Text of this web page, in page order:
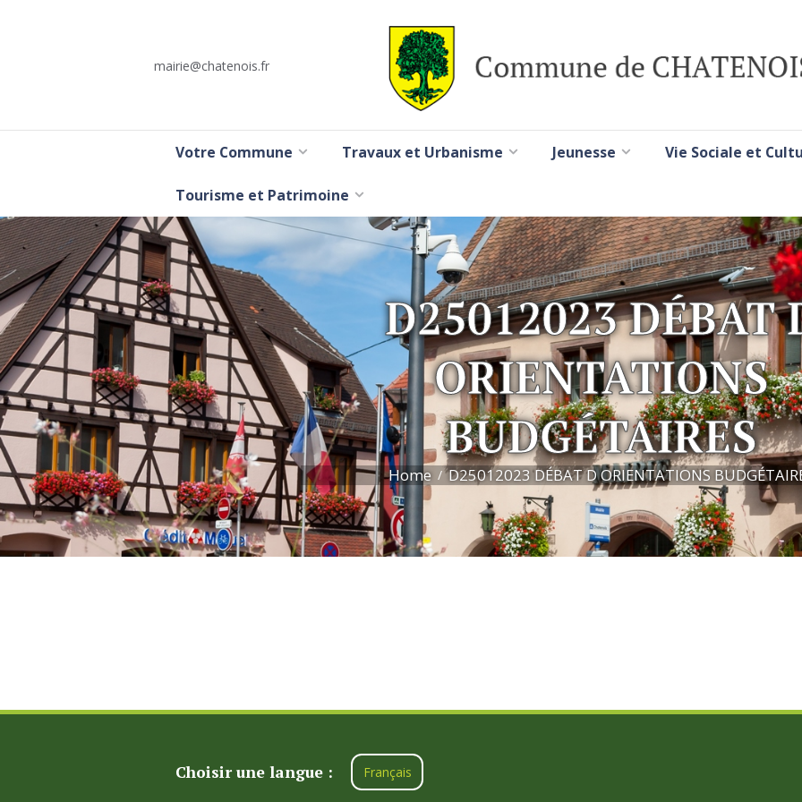
mairie@chatenois.fr
Votre Commune Travaux et Urbanisme Jeunesse Vie Sociale et
Tourisme et Patrimoine
D25012023 DÉBAT
ORIENTATIONS
BUDGÉTAIRES
Home D25012023 DÉBAT D ORIENTATIONS
Choisir une langue : Français